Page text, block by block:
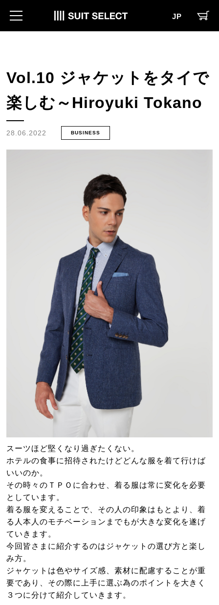
JP
Vol.10 ジャケットをタイで
楽しむ～Hiroyuki Tokano
28.06.2022 BUSINESS
スーツほど堅くなり過ぎたくない。
ホテルの食事に招待されたけどどんな服を着て行けば
いいのか。
その時々のＴＰＯに合わせ、着る服は常に変化を必要
としています。
着る服を変えることで、その人の印象はもとより、着
る人本人のモチベーションまでもが大きな変化を遂げ
ていきます。
今回皆さまに紹介するのはジャケットの選び方と楽し
み方。
ジャケットは色やサイズ感、素材に配慮することが重
要であり、その際に上手に選ぶ為のポイントを大きく
３つに分けて紹介していきます。